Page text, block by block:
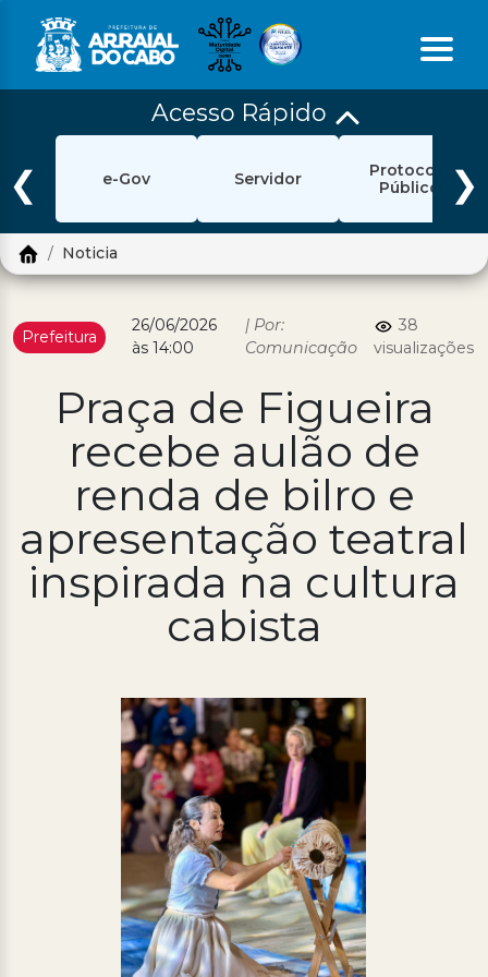
Início
Ouvidoria
Pesquisar
Política de Privacidade
Prefeitura
Diário Oficial
Processo Seletivo
Concursos
Ouvidoria | e-Sic
Acesso Institucional
Programas
Acesso Rápido
❮ e-Gov Servidor
Protocolo
Público
❯
Noticia
Prefeitura
26/06/2026
às 14:00
| Por:
Comunicação
38
visualizações
Praça de Figueira
recebe aulão de
renda de bilro e
apresentação teatral
inspirada na cultura
cabista